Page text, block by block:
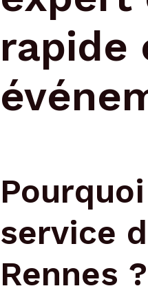
rapide
service
Rennes ?